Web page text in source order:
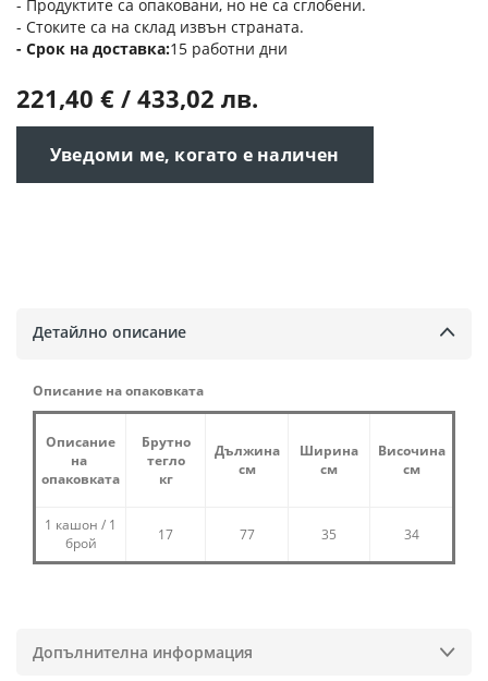
- Продуктите са опаковани, но не са сглобени.
- Стоките са на склад извън страната.
Срок на доставка 15 работни дни
221,40 € / 433,02 лв.
Уведоми ме, когато е наличен
Детайлно описание
Описание на опаковката
Описание
на
опаковката
Брутно
тегло
кг
Дължина
см
Ширина
см
Височина
см
1 кашон / 1
брой
17 77 35 34
Допълнителна информация